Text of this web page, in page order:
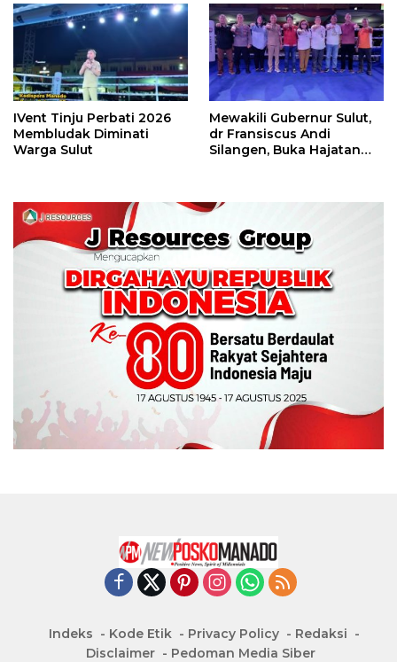
Perbati 2026
IVent Tinju Perbati 2026
Membludak Diminati
Warga Sulut
Mewakili Gubernur Sulut,
dr Fransiscus Andi
Silangen, Buka Hajatan
Indeks Kode Etik Privacy Policy
Redaksi
Disclaimer
Pedoman Media Siber